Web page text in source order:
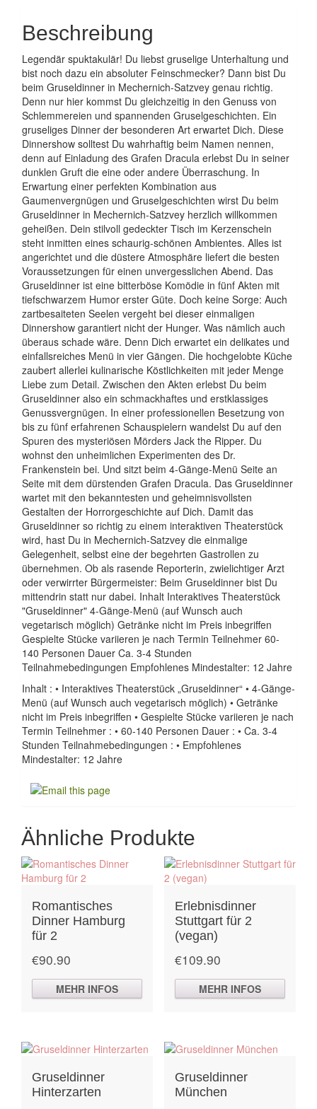
Beschreibung
Legendär spuktakulär! Du liebst gruselige Unterhaltung und
bist noch dazu ein absoluter Feinschmecker? Dann bist Du
beim Gruseldinner in Mechernich-Satzvey genau richtig.
Denn nur hier kommst Du gleichzeitig in den Genuss von
Schlemmereien und spannenden Gruselgeschichten. Ein
gruseliges Dinner der besonderen Art erwartet Dich. Diese
Dinnershow solltest Du wahrhaftig beim Namen nennen,
denn auf Einladung des Grafen Dracula erlebst Du in seiner
dunklen Gruft die eine oder andere Überraschung. In
Erwartung einer perfekten Kombination aus
Gaumenvergnügen und Gruselgeschichten wirst Du beim
Gruseldinner in Mechernich-Satzvey herzlich willkommen
geheißen. Dein stilvoll gedeckter Tisch im Kerzenschein
steht inmitten eines schaurig-schönen Ambientes. Alles ist
angerichtet und die düstere Atmosphäre liefert die besten
Voraussetzungen für einen unvergesslichen Abend. Das
Gruseldinner ist eine bitterböse Komödie in fünf Akten mit
tiefschwarzem Humor erster Güte. Doch keine Sorge: Auch
zartbesaiteten Seelen vergeht bei dieser einmaligen
Dinnershow garantiert nicht der Hunger. Was nämlich auch
überaus schade wäre. Denn Dich erwartet ein delikates und
einfallsreiches Menü in vier Gängen. Die hochgelobte Küche
zaubert allerlei kulinarische Köstlichkeiten mit jeder Menge
Liebe zum Detail. Zwischen den Akten erlebst Du beim
Gruseldinner also ein schmackhaftes und erstklassiges
Genussvergnügen. In einer professionellen Besetzung von
bis zu fünf erfahrenen Schauspielern wandelst Du auf den
Spuren des mysteriösen Mörders Jack the Ripper. Du
wohnst den unheimlichen Experimenten des Dr.
Frankenstein bei. Und sitzt beim 4-Gänge-Menü Seite an
Seite mit dem dürstenden Grafen Dracula. Das Gruseldinner
wartet mit den bekanntesten und geheimnisvollsten
Gestalten der Horrorgeschichte auf Dich. Damit das
Gruseldinner so richtig zu einem interaktiven Theaterstück
wird, hast Du in Mechernich-Satzvey die einmalige
Gelegenheit, selbst eine der begehrten Gastrollen zu
übernehmen. Ob als rasende Reporterin, zwielichtiger Arzt
oder verwirrter Bürgermeister: Beim Gruseldinner bist Du
mittendrin statt nur dabei. Inhalt Interaktives Theaterstück
"Gruseldinner" 4-Gänge-Menü (auf Wunsch auch
vegetarisch möglich) Getränke nicht im Preis inbegriffen
Gespielte Stücke variieren je nach Termin Teilnehmer 60-
140 Personen Dauer Ca. 3-4 Stunden
Teilnahmebedingungen Empfohlenes Mindestalter: 12 Jahre
Inhalt : • Interaktives Theaterstück „Gruseldinner“ • 4-Gänge-
Menü (auf Wunsch auch vegetarisch möglich) • Getränke
nicht im Preis inbegriffen • Gespielte Stücke variieren je nach
Termin Teilnehmer : • 60-140 Personen Dauer : • Ca. 3-4
Stunden Teilnahmebedingungen : • Empfohlenes
Mindestalter: 12 Jahre
Ähnliche Produkte
Romantisches
Dinner Hamburg
für 2
€90.90
MEHR INFOS
Erlebnisdinner
Stuttgart für 2
(vegan)
€109.90
MEHR INFOS
Gruseldinner
Hinterzarten
Gruseldinner
München